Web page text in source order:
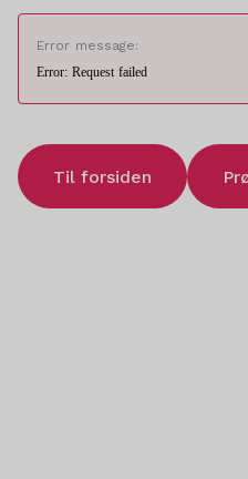
Error message:
Error: Request failed
Til forsiden